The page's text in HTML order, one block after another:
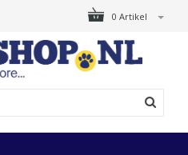
0 Artikel